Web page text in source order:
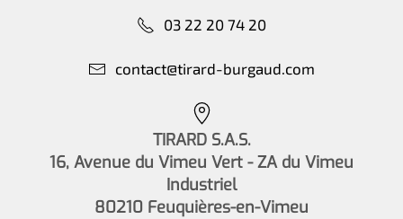
03 22 20 74 20
contact@tirard-burgaud.com
TIRARD S.A.S.
16, Avenue du Vimeu Vert - ZA du Vimeu
Industriel
80210 Feuquières-en-Vimeu